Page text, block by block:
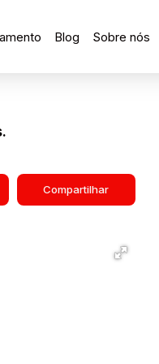
Sobre nós
Blog
Compartilhar